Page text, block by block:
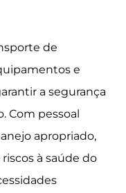
de
e
a segurança
Com pessoal
apropriado,
à saúde do